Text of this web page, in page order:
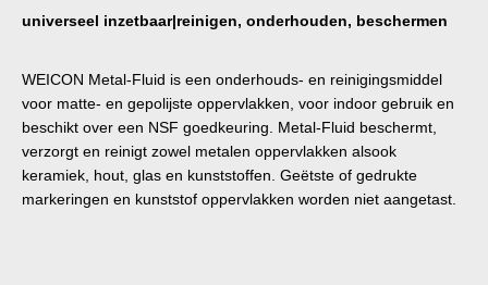
universeel inzetbaar|reinigen, onderhouden, beschermen
WEICON Metal-Fluid is een onderhouds- en reinigingsmiddel
voor matte- en gepolijste oppervlakken, voor indoor gebruik en
beschikt over een NSF goedkeuring. Metal-Fluid beschermt,
verzorgt en reinigt zowel metalen oppervlakken alsook
keramiek, hout, glas en kunststoffen. Geëtste of gedrukte
markeringen en kunststof oppervlakken worden niet aangetast.